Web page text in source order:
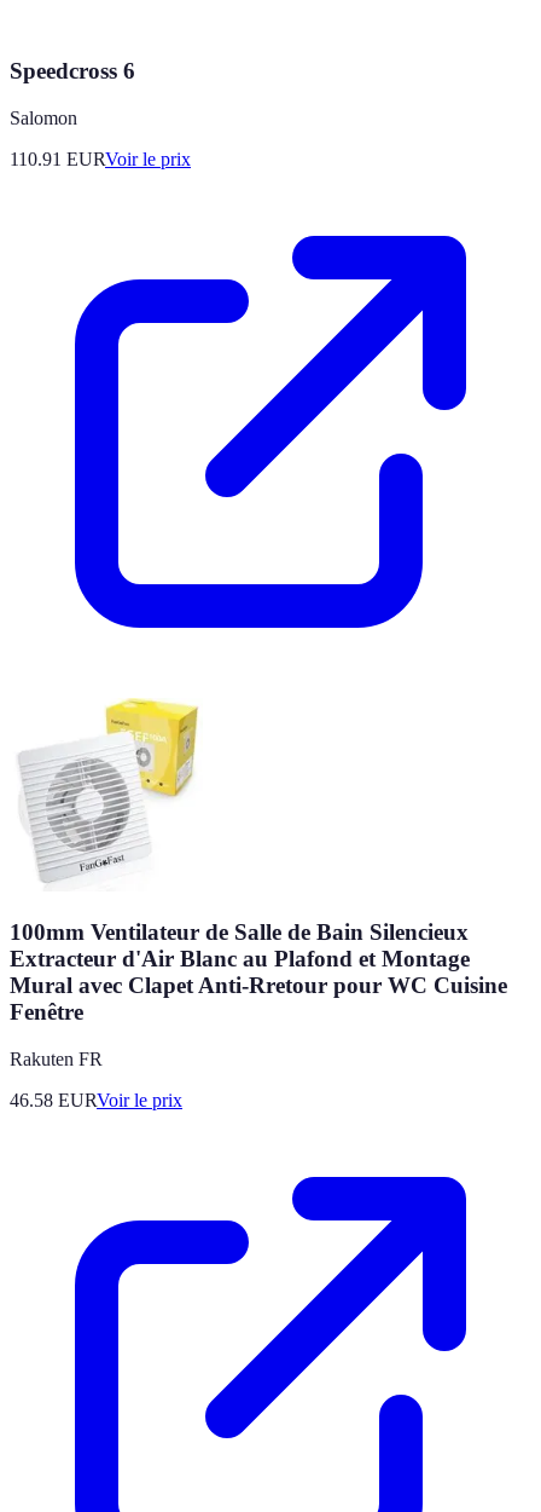
Speedcross 6
Salomon
110.91 EURVoir le prix
100mm Ventilateur de Salle de Bain Silencieux
Extracteur d'Air Blanc au Plafond et Montage
Mural avec Clapet Anti-Rretour pour WC Cuisine
Fenêtre
Rakuten FR
46.58 EURVoir le prix